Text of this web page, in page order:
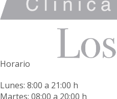
Horario
Lunes: 8:00 a 21:00 h
Martes: 08:00 a 20:00 h